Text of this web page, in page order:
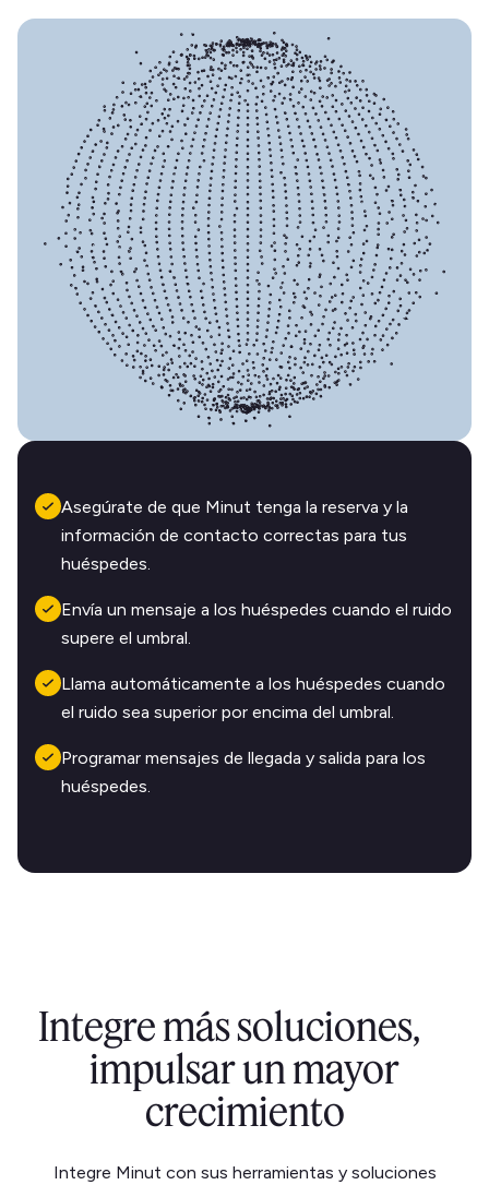
Asegúrate de que Minut tenga la reserva y la
información de contacto correctas para tus
huéspedes.
Envía un mensaje a los huéspedes cuando el ruido
supere el umbral.
Llama automáticamente a los huéspedes cuando
el ruido sea superior por encima del umbral.
Programar mensajes de llegada y salida para los
huéspedes.
Integre más soluciones,
impulsar un mayor
crecimiento
Integre Minut con sus herramientas y soluciones